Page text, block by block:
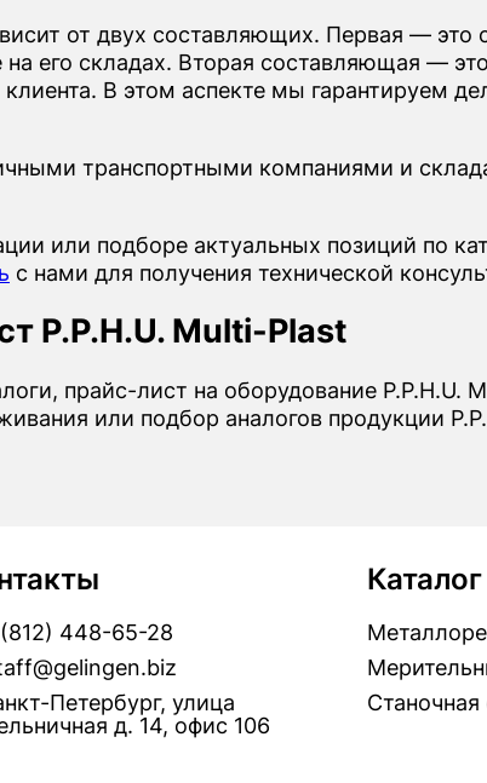
от двух составляющих. Первая — это
его складах. Вторая составляющая —
клиента. В этом аспекте мы гарантируем
транспортными компаниями и
или подборе актуальных позиций по
с нами для получения технической
P.P.H.U. Multi-Plast
прайс-лист на оборудование P.P.H.U.
или подбор аналогов продукции
448-65-28
Петербург, улица
д. 14, офис 106
Каталог
Станочная